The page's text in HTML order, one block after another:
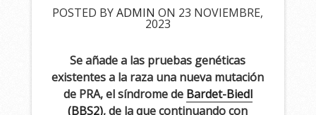
POSTED BYADMIN ON 23 NOVIEMBRE,
2023
Se añade a las pruebas genéticas
existentes a la raza una nueva mutación
de PRA, el síndrome de Bardet-Biedl
(BBS2), de la que continuando con